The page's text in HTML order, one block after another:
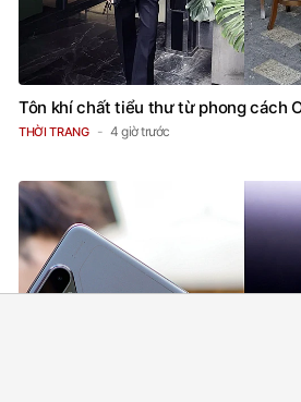
Tôn khí chất tiểu thư từ phong cách
THỜI TRANG 4 giờ trước